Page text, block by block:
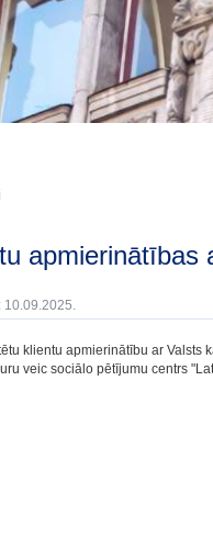
apmierinātības
10.09.2025.
klientu apmierinātību ar Valsts
veic sociālo pētījumu centrs